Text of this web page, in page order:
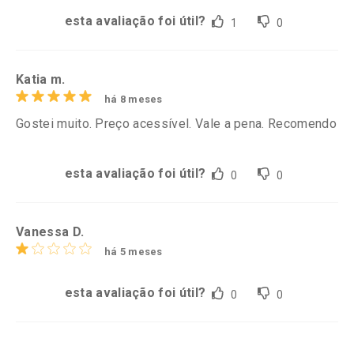
esta avaliação foi útil? 1 0
Katia m.
há 8 meses
Gostei muito. Preço acessível. Vale a pena. Recomendo
esta avaliação foi útil? 0 0
Vanessa D.
há 5 meses
esta avaliação foi útil? 0 0